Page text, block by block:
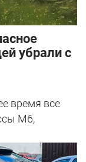
убрали с
время все
М6,